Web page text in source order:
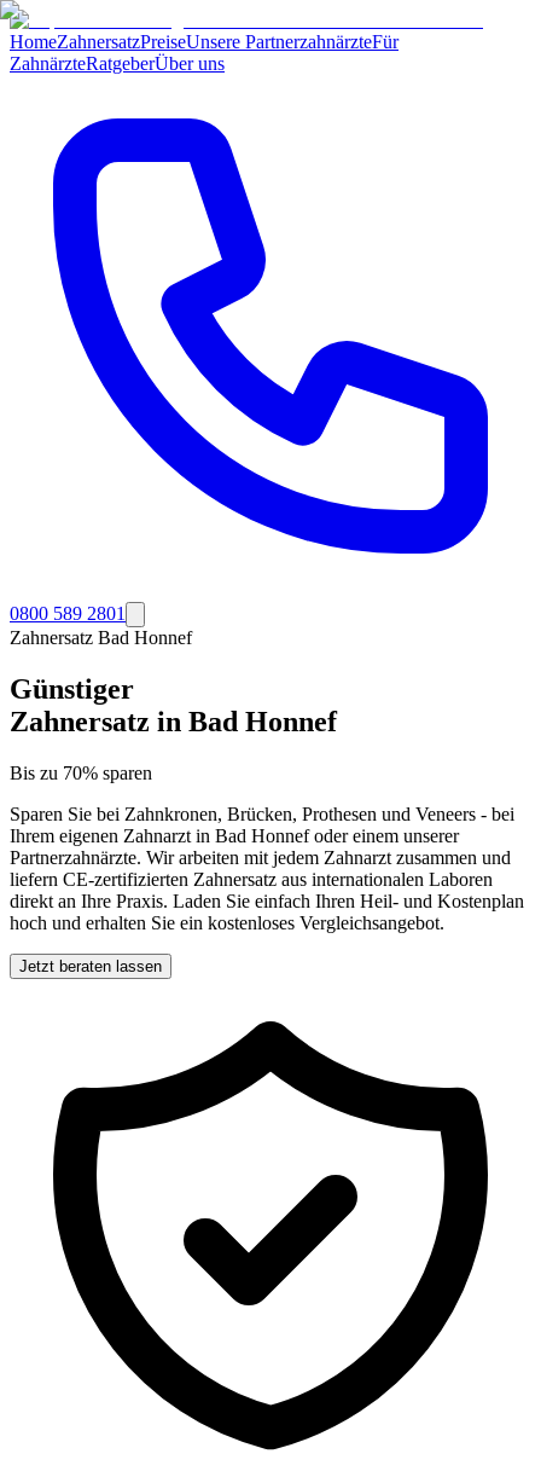
HomeZahnersatzPreiseUnsere PartnerzahnärzteFür
ZahnärzteRatgeberÜber uns
0800 589 2801
Zahnersatz Bad Honnef
Günstiger
Zahnersatz in Bad Honnef
Bis zu 70% sparen
Sparen Sie bei Zahnkronen, Brücken, Prothesen und Veneers - bei
Ihrem eigenen Zahnarzt in Bad Honnefoder einem unserer
Partnerzahnärzte. Wir arbeiten mit jedem Zahnarzt zusammen und
liefern CE-zertifizierten Zahnersatz aus internationalen Laboren
direkt an Ihre Praxis. Laden Sie einfach Ihren Heil- und Kostenplan
hoch und erhalten Sie ein kostenloses Vergleichsangebot.
Jetzt beraten lassen